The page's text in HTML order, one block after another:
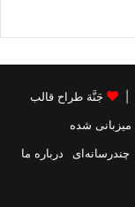
جَنَّة طراح قالب
میزبانی شده
چندرسانه‌ای
درباره ما